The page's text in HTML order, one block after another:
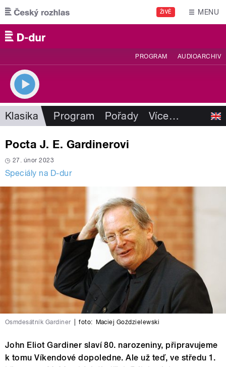
Přejít k hlavnímu obsahu
ŽIVĚ MENU
PROGRAM AUDIOARCHIV
Klasika Program Pořady Více…
Pocta J. E. Gardinerovi
27. únor 2023
Speciály na D-dur
Osmdesátník Gardiner foto: Maciej Goździelewski
John Eliot Gardiner slaví 80. narozeniny, připravujeme
k tomu Víkendové dopoledne. Ale už teď, ve středu 1.